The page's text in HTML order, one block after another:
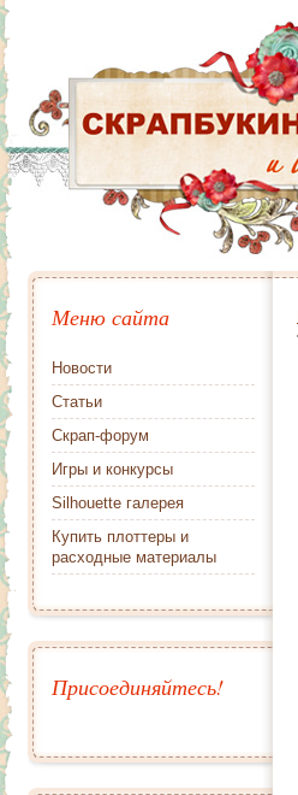
Меню сайта
Новости
Статьи
Скрап-форум
Игры и конкурсы
Silhouette галерея
Купить плоттеры и
расходные материалы
Присоединяйтесь!